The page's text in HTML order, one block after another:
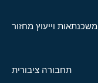
משכנתאות וייעוץ מחזור
תחבורה ציבורית